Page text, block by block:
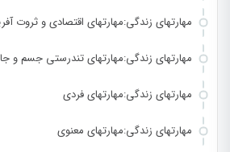
مهارتهای زندگی:مهارتهای اقتصادی و ثروت
مهارتهای زندگی:مهارتهای تندرستی جسم و
مهارتهای زندگی:مهارتهای فردی
مهارتهای زندگی:مهارتهای معنوی